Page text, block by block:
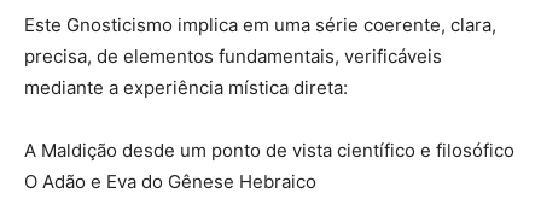
Este Gnosticismo implica em uma série coerente, clara,
precisa, de elementos fundamentais, verificáveis
mediante a experiência mística direta:
A Maldição desde um ponto de vista científico e filosófico
O Adão e Eva do Gênese Hebraico